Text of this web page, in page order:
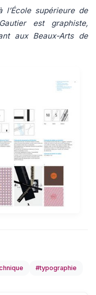
l’École supérieure de
est graphiste,
aux Beaux-Arts de
#typographie